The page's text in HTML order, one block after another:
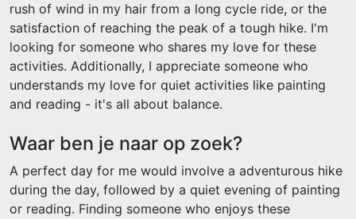
rush of wind in my hair from a long cycle ride, or the
satisfaction of reaching the peak of a tough hike. I'm
looking for someone who shares my love for these
activities. Additionally, I appreciate someone who
understands my love for quiet activities like painting
and reading - it's all about balance.
Waar ben je naar op zoek?
A perfect day for me would involve a adventurous hike
during the day, followed by a quiet evening of painting
or reading. Finding someone who enjoys these